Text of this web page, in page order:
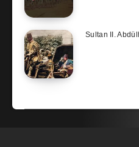
Sultan II.